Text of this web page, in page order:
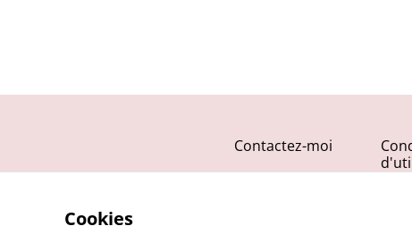
Contactez-moi
Cookies